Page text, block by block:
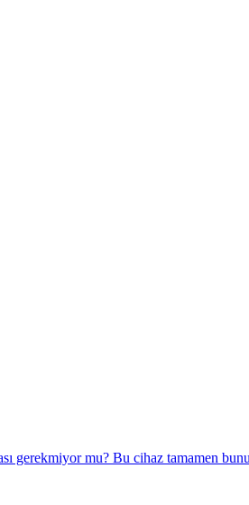
gerekmiyor mu? Bu cihaz tamamen